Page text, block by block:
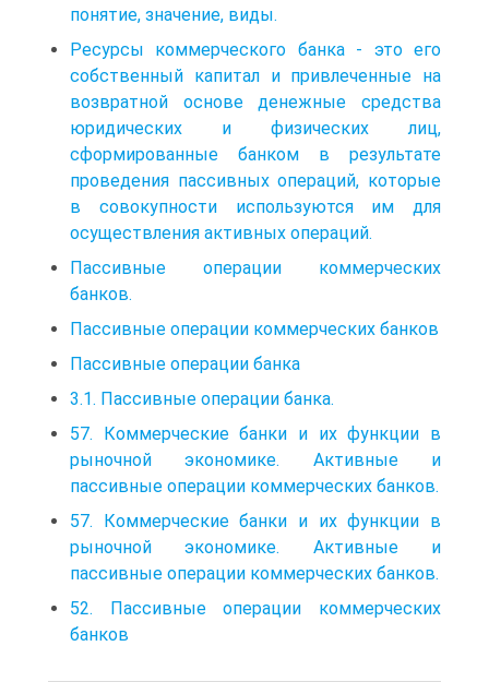
понятие, значение, виды.
Ресурсы коммерческого банка - это его
собственный капитал и привлеченные на
возвратной основе денежные средства
юридических и физических лиц,
сформированные банком в результате
проведения пассивных операций, которые
в совокупности используются им для
осуществления активных операций.
Пассивные операции коммерческих
банков.
Пассивные операции коммерческих банков
Пассивные операции банка
3.1. Пассивные операции банка.
57. Коммерческие банки и их функции в
рыночной экономике. Активные и
пассивные операции коммерческих банков.
57. Коммерческие банки и их функции в
рыночной экономике. Активные и
пассивные операции коммерческих банков.
52. Пассивные операции коммерческих
банков